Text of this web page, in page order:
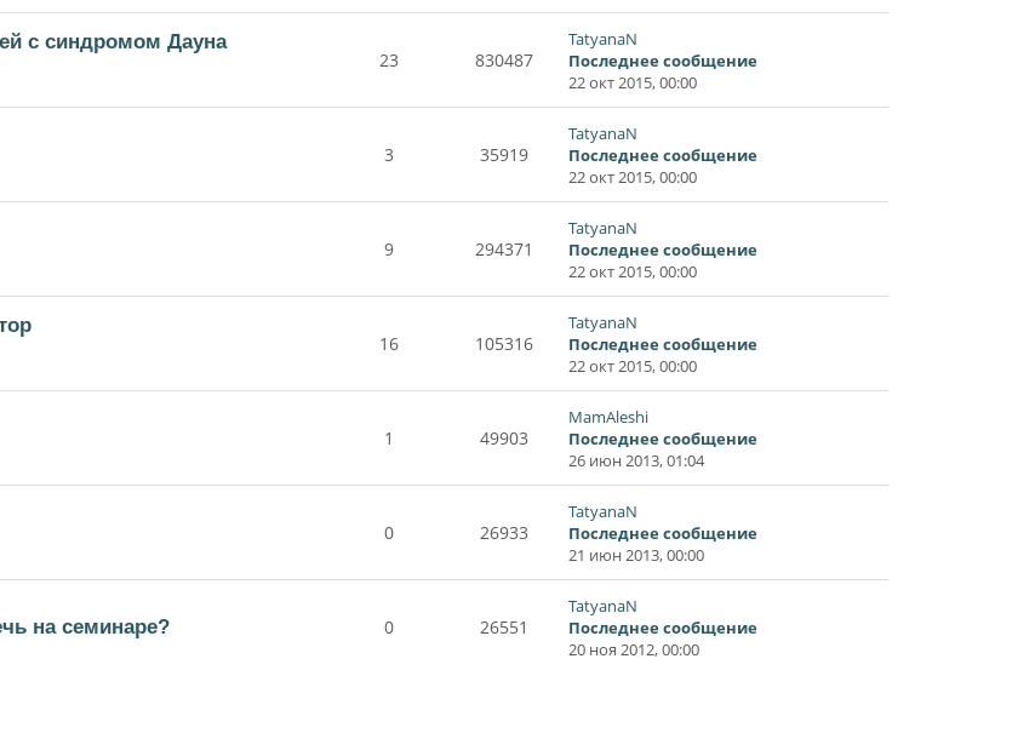
с синдромом Дауна
23 830487
TatyanaN
Последнее сообщение
22 окт 2015, 00:00
3 35919
TatyanaN
Последнее сообщение
22 окт 2015, 00:00
9 294371
TatyanaN
Последнее сообщение
22 окт 2015, 00:00
16 105316
TatyanaN
Последнее сообщение
22 окт 2015, 00:00
1 49903
MamAleshi
Последнее сообщение
26 июн 2013, 01:04
0 26933
TatyanaN
Последнее сообщение
21 июн 2013, 00:00
на семинаре? 0 26551
TatyanaN
Последнее сообщение
20 ноя 2012, 00:00